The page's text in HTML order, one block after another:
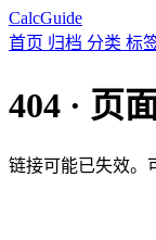
CalcGuide
首页 归档 分类 标
404 · 页
链接可能已失效。